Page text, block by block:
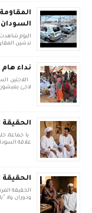
اليوم
تدشين
نداء
لاجئ
الحقيقة
يا جماعة،
علاقة
الحقيقة
الحقيقة
ودوران ولا